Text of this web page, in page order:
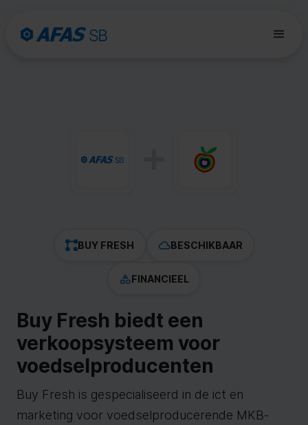
BUY FRESH BESCHIKBAAR
FINANCIEEL
Buy Fresh biedt een
verkoopsysteem voor
voedselproducenten
Buy Fresh is gespecialiseerd in de ict en
marketing voor voedselproducerende MKB-